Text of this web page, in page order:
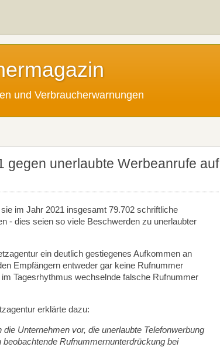
und Verbraucherwarnungen
gegen unerlaubte Werbeanrufe auf
im Jahr 2021 insgesamt 79.702 schriftliche
- dies seien so viele Beschwerden zu unerlaubter
ein deutlich gestiegenes Aufkommen an
Empfängern entweder gar keine Rufnummer
Tagesrhythmus wechselnde falsche Rufnummer
erklärte dazu:
Unternehmen vor, die unerlaubte Telefonwerbung
Rufnummernunterdrückung bei